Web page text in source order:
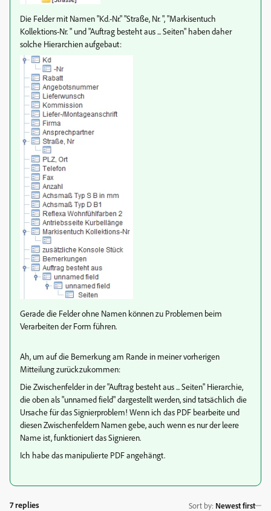
Die Felder mit Namen "Kd.-Nr." "Straße, Nr. ", "Markisentuch
Kollektions-Nr. " und "Auftrag besteht aus ... Seiten" haben daher
solche Hierarchien aufgebaut:
Gerade die Felder ohne Namen können zu Problemen beim
Verarbeiten der Form führen.
Ah, um auf die Bemerkung am Rande in meiner vorherigen
Mitteilung zurückzukommen:
Die Zwischenfelder in der"Auftrag besteht aus ... Seiten" Hierarchie,
die oben als "unnamed field" dargestellt werden, sind tatsächlich die
Ursache für das Signierproblem! Wenn ich das PDF bearbeite und
diesen Zwischenfeldern Namen gebe, auch wenn es nur der leere
Name ist, funktioniert das Signieren.
Ich habe das manipulierte PDF angehängt.
7 replies Sort by: Newest first